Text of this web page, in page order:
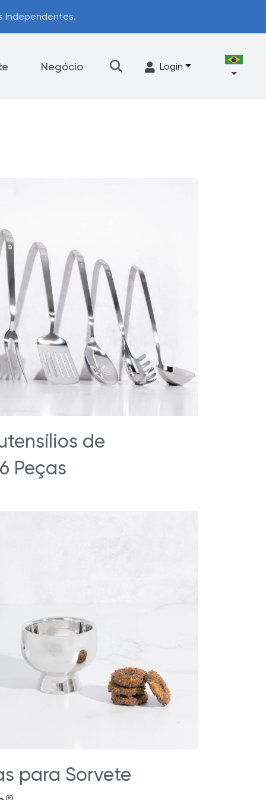
Independentes.
Royal Prestige Chocolatera
Negócio Login
de
Peças
para Sorvete